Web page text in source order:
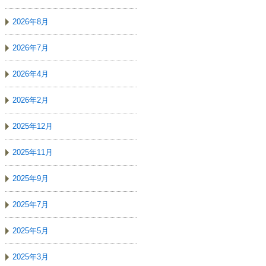
2026年8月
2026年7月
2026年4月
2026年2月
2025年12月
2025年11月
2025年9月
2025年7月
2025年5月
2025年3月